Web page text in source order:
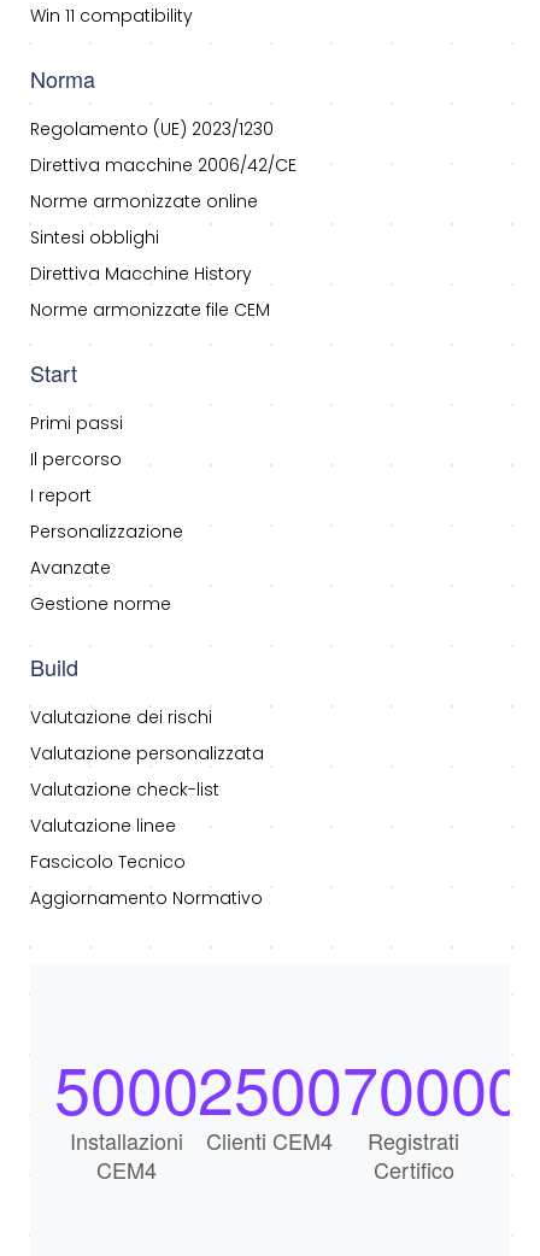
Win 11 compatibility
Norma
Regolamento (UE) 2023/1230
Direttiva macchine 2006/42/CE
Norme armonizzate online
Sintesi obblighi
Direttiva Macchine History
Norme armonizzate file CEM
Start
Primi passi
Il percorso
I report
Personalizzazione
Avanzate
Gestione norme
Build
Valutazione dei rischi
Valutazione personalizzata
Valutazione check-list
Valutazione linee
Fascicolo Tecnico
Aggiornamento Normativo
5000
Installazioni
CEM4
2500
Clienti CEM4
70000
Registrati
Certifico